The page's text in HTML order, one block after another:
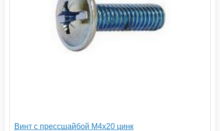
Винт с прессшайбой М4х20 цинк